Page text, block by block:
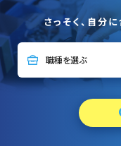
さっそく、自分